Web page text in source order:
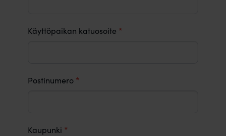
Käyttöpaikan katuosoite *
Postinumero *
Kaupunki *